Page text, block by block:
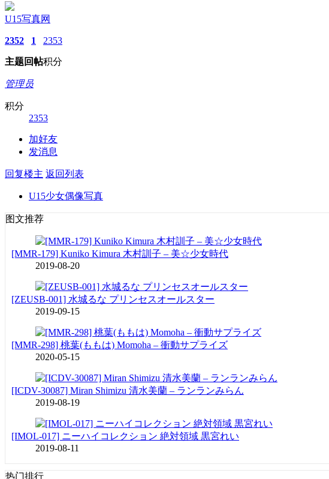
U15写真网
2352
主题
1
回帖
2353
积分
管理员
积分
2353
加好友
发消息
回复楼主 返回列表
U15少女偶像写真
图文推荐
[MMR-179] Kuniko Kimura 木村訓子 – 美☆少女時代
2019-08-20
[ZEUSB-001] 水城るな プリンセスオールスター
2019-09-15
[MMR-298] 桃葉(ももは) Momoha – 衝動サプライズ
2020-05-15
[ICDV-30087] Miran Shimizu 清水美蘭 – ランランみらん
2019-08-19
[IMOL-017] ニーハイコレクション 絶対領域 黒宮れい
2019-08-11
热门排行